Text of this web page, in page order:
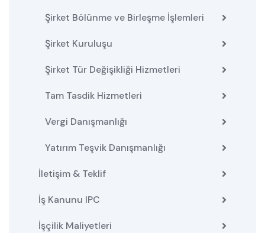
Şirket Bölünme ve Birleşme İşlemleri
Şirket Kuruluşu
Şirket Tür Değişikliği Hizmetleri
Tam Tasdik Hizmetleri
Vergi Danışmanlığı
Yatırım Teşvik Danışmanlığı
İletişim & Teklif
İş Kanunu IPC
İşçilik Maliyetleri